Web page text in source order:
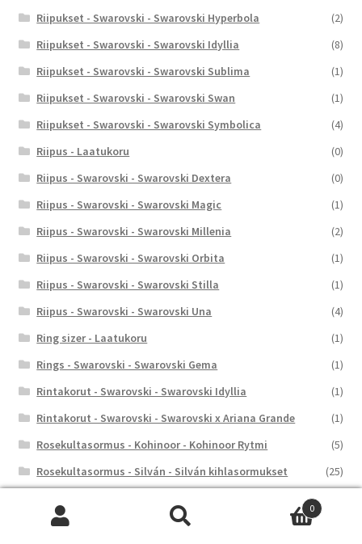
Riipukset - Swarovski - Swarovski Hyperbola
(2)
Riipukset - Swarovski - Swarovski Idyllia
(8)
Riipukset - Swarovski - Swarovski Sublima
(1)
Riipukset - Swarovski - Swarovski Swan
(1)
Riipukset - Swarovski - Swarovski Symbolica
(4)
Riipus - Laatukoru
(0)
Riipus - Swarovski - Swarovski Dextera
(0)
Riipus - Swarovski - Swarovski Magic
(1)
Riipus - Swarovski - Swarovski Millenia
(2)
Riipus - Swarovski - Swarovski Orbita
(1)
Riipus - Swarovski - Swarovski Stilla
(1)
Riipus - Swarovski - Swarovski Una
(4)
Ring sizer - Laatukoru
(1)
Rings - Swarovski - Swarovski Gema
(1)
Rintakorut - Swarovski - Swarovski Idyllia
(1)
Rintakorut - Swarovski - Swarovski x Ariana Grande
(1)
Rosekultasormus - Kohinoor - Kohinoor Rytmi
(5)
Rosekultasormus - Silván - Silván kihlasormukset
(25)
Säästölipas - Nordahl Andersen
0